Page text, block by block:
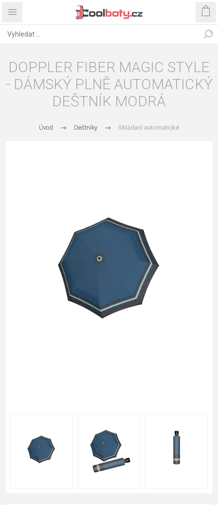
DOPPLER FIBER MAGIC STYLE
- DÁMSKÝ PLNĚ AUTOMATICKÝ
DEŠTNÍK MODRÁ
Úvod Deštníky Skládací automatické